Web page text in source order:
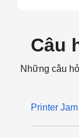
Câu
Những câu
Printer